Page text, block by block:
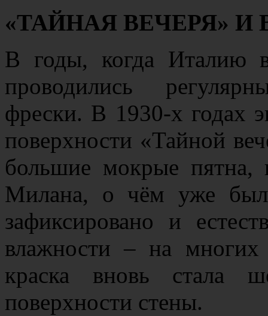
«ТАЙНАЯ ВЕЧЕРЯ»
В годы, когда Италию
проводились
фрески. В 1930-х годах
поверхности «Тайной
большие мокрые пятна,
Милана, о чём уже
зафиксировано и
влажности – на многих
краска вновь стала
поверхности стены.